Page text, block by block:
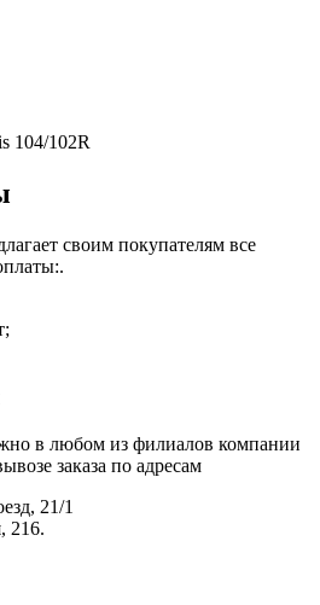
104/102R
своим покупателям все
в любом из филиалов компании
заказа по адресам
21/1
216.